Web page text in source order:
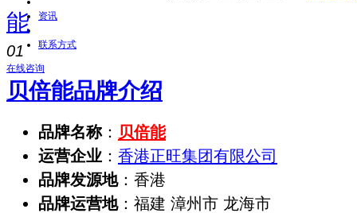
资讯
联系方式
在线咨询
能
01
贝倍能品牌介绍
品牌名称： 贝倍能
运营企业 ： 香港正旺集团有限公司
品牌发源地：香港
品牌运营地：福建 漳州市 龙海市